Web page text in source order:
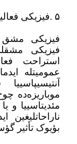
۵ .فیزیکی
فیزیکی مشق
فیزیکی
استراحت
عمومیتله
موباریزه‌ده
مئدیتاسییا و
ناراحاتلیغین
بؤیوک تأثیر